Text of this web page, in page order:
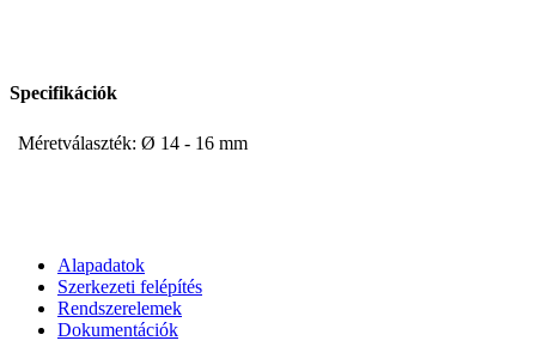
Specifikációk
Méretválaszték: Ø 14 - 16 mm
Alapadatok
Szerkezeti felépítés
Rendszerelemek
Dokumentációk